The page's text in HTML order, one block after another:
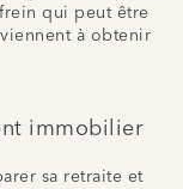
qui peut être
à obtenir
immobilier
sa retraite et